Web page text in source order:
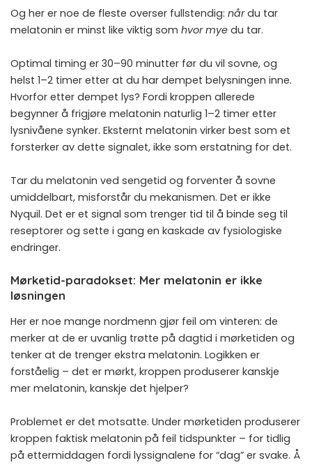
Og her er noe de fleste overser fullstendig: nårdu tar
melatonin er minst like viktig som hvor mye du tar.
Optimal timing er 30–90 minutter før du vil sovne, og
helst 1–2 timer etter at du har dempet belysningen inne.
Hvorfor etter dempet lys? Fordi kroppen allerede
begynner å frigjøre melatonin naturlig 1–2 timer etter
lysnivåene synker. Eksternt melatonin virker best som et
forsterker av dette signalet, ikke som erstatning for det.
Tar du melatonin ved sengetid og forventer å sovne
umiddelbart, misforstår du mekanismen. Det er ikke
Nyquil. Det er et signal som trenger tid til å binde seg til
reseptorer og sette i gang en kaskade av fysiologiske
endringer.
Mørketid-paradokset: Mer melatonin er ikke
løsningen
Her er noe mange nordmenn gjør feil om vinteren: de
merker at de er uvanlig trøtte på dagtid i mørketiden og
tenker at de trenger ekstra melatonin. Logikken er
forståelig – det er mørkt, kroppen produserer kanskje
mer melatonin, kanskje det hjelper?
Problemet er det motsatte. Under mørketiden produserer
kroppen faktisk melatonin på feil tidspunkter – for tidlig
på ettermiddagen fordi lyssignalene for “dag” er svake. Å